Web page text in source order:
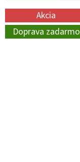
Akcia
Doprava zadarmo